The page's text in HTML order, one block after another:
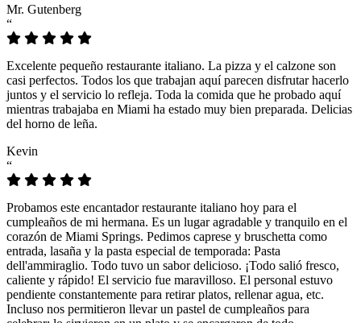
Mr. Gutenberg
“
Excelente pequeño restaurante italiano. La pizza y el calzone son
casi perfectos. Todos los que trabajan aquí parecen disfrutar hacerlo
juntos y el servicio lo refleja. Toda la comida que he probado aquí
mientras trabajaba en Miami ha estado muy bien preparada. Delicias
del horno de leña.
Kevin
“
Probamos este encantador restaurante italiano hoy para el
cumpleaños de mi hermana. Es un lugar agradable y tranquilo en el
corazón de Miami Springs. Pedimos caprese y bruschetta como
entrada, lasaña y la pasta especial de temporada: Pasta
dell'ammiraglio. Todo tuvo un sabor delicioso. ¡Todo salió fresco,
caliente y rápido! El servicio fue maravilloso. El personal estuvo
pendiente constantemente para retirar platos, rellenar agua, etc.
Incluso nos permitieron llevar un pastel de cumpleaños para